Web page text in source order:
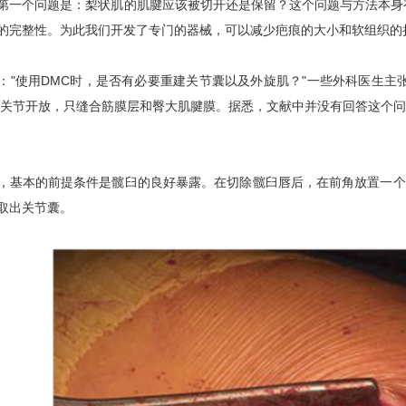
一个问题是：梨状肌的肌腱应该被切开还是保留？这个问题与方法本
完整性。为此我们开发了专门的器械，可以减少疤痕的大小和软组织
"使用DMC时，是否有必要重建关节囊以及外旋肌？"一些外科医生
节开放，只缝合筋膜层和臀大肌腱膜。据悉，文献中并没有回答这个
基本的前提条件是髋臼的良好暴露。在切除髋臼唇后，在前角放置一
出关节囊。